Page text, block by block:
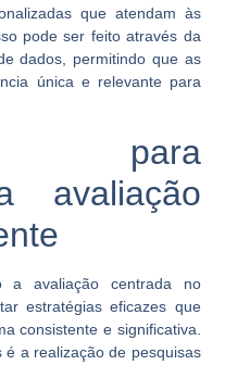
que atendam às
pode ser feito através da
dados, permitindo que as
única e relevante para
para
avaliação
a avaliação centrada no
estratégias eficazes que
consistente e significativa.
a realização de pesquisas